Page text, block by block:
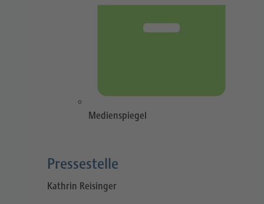
Medienspiegel
Pressestelle​
Kathrin Reisinger